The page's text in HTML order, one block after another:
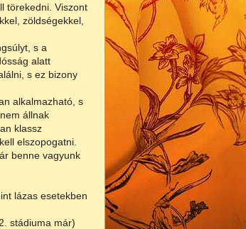
törekedni. Viszont
zöldségekkel,
s a
alatt
s ez bizony
alkalmazható, s
állnak
klassz
elszopogatni.
benne vagyunk
lázas esetekben
stádiuma már)